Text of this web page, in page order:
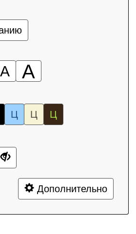
А А
Ц Ц Ц
Дополнительно